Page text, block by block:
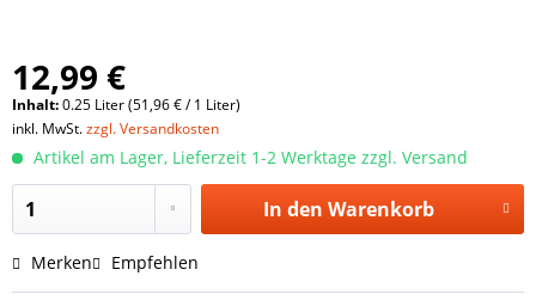
12,99 €
Inhalt:0.25 Liter (51,96 € / 1 Liter)
inkl. MwSt.zzgl. Versandkosten
Artikel am Lager, Lieferzeit 1-2 Werktage zzgl. Versand
In den Warenkorb
Merken Empfehlen